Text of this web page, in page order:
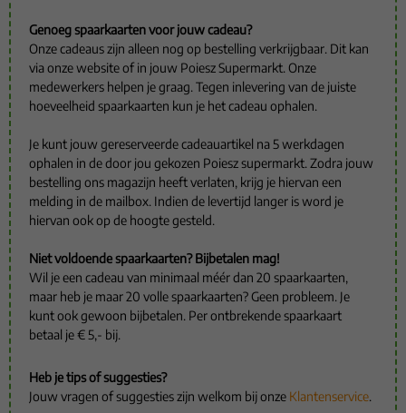
Genoeg spaarkaarten voor jouw cadeau?
Onze cadeaus zijn alleen nog op bestelling verkrijgbaar. Dit kan
via onze website of in jouw Poiesz Supermarkt. Onze
medewerkers helpen je graag. Tegen inlevering van de juiste
hoeveelheid spaarkaarten kun je het cadeau ophalen.
Je kunt jouw gereserveerde cadeauartikel na 5 werkdagen
ophalen in de door jou gekozen Poiesz supermarkt. Zodra jouw
bestelling ons magazijn heeft verlaten, krijg je hiervan een
melding in de mailbox. Indien de levertijd langer is word je
hiervan ook op de hoogte gesteld.
Niet voldoende spaarkaarten? Bijbetalen mag!
Wil je een cadeau van minimaal méér dan 20 spaarkaarten,
maar heb je maar 20 volle spaarkaarten? Geen probleem. Je
kunt ook gewoon bijbetalen. Per ontbrekende spaarkaart
betaal je € 5,- bij.
Heb je tips of suggesties?
Jouw vragen of suggesties zijn welkom bij onze Klantenservice.